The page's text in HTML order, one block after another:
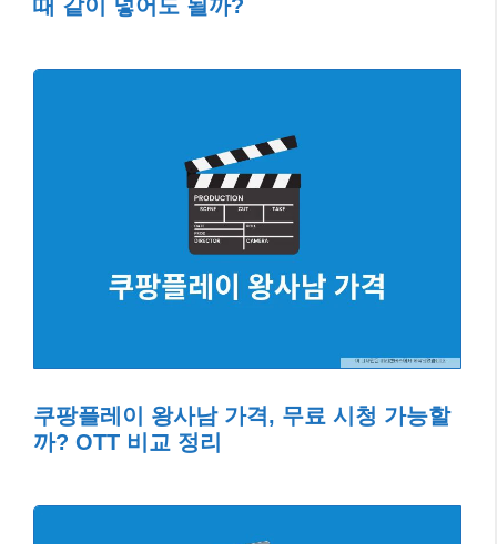
때 같이 넣어도 될까?
쿠팡플레이 왕사남 가격, 무료 시청 가능할
까? OTT 비교 정리